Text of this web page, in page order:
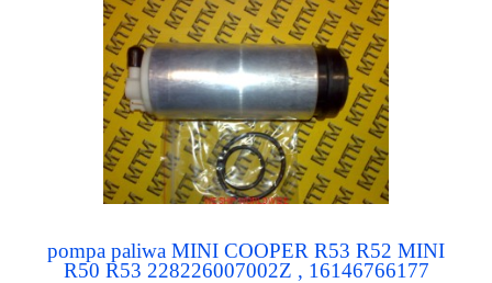
pompa paliwa MINI COOPER R53 R52 MINI
R50 R53 228226007002Z , 16146766177